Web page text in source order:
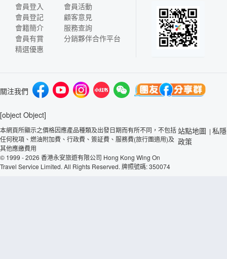
會員登入
會員登記
會籍簡介
會員有賞
精選優惠
會員活動
顧客意見
服務查詢
分銷夥伴合作平台
關注我們
[object Object]
本網頁所顯示之價格因應產品種類及出發日期而有所不同，不包括
任何稅項、燃油附加費、行政費、簽証費、服務費(旅行團適用)及
其他應繳費用
© 1999 - 2026 香港永安旅遊有限公司 Hong Kong Wing On
Travel Service Limited. All Rights Reserved. 牌照號碼: 350074
站點地圖 | 私隱
政策